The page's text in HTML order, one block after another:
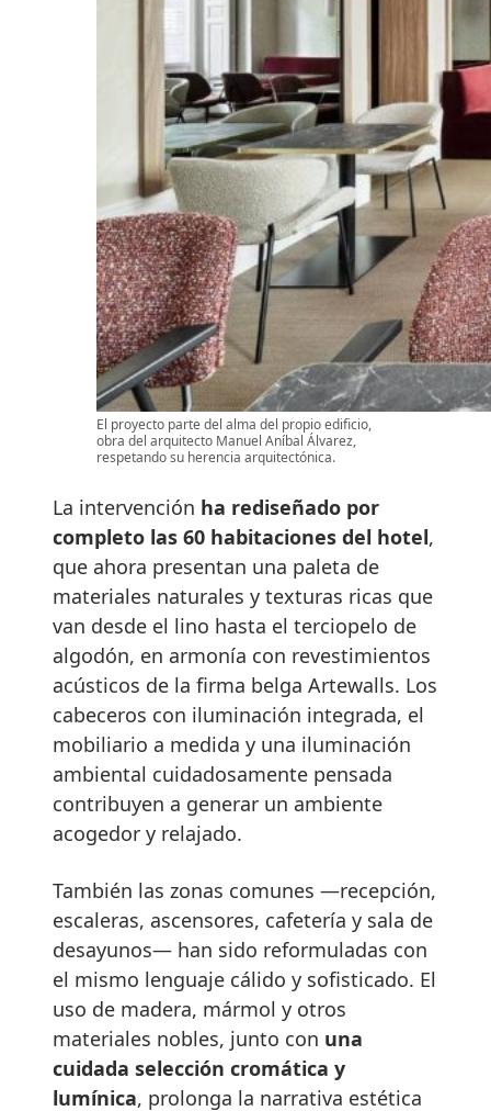
El proyecto parte del alma del propio edificio,
obra del arquitecto Manuel Aníbal Álvarez,
respetando su herencia arquitectónica.
La intervención ha rediseñado por
completo las 60 habitaciones del hotel,
que ahora presentan una paleta de
materiales naturales y texturas ricas que
van desde el lino hasta el terciopelo de
algodón, en armonía con revestimientos
acústicos de la firma belga Artewalls. Los
cabeceros con iluminación integrada, el
mobiliario a medida y una iluminación
ambiental cuidadosamente pensada
contribuyen a generar un ambiente
acogedor y relajado.
También las zonas comunes —recepción,
escaleras, ascensores, cafetería y sala de
desayunos— han sido reformuladas con
el mismo lenguaje cálido y sofisticado. El
uso de madera, mármol y otros
materiales nobles, junto con una
cuidada selección cromática y
lumínica, prolonga la narrativa estética